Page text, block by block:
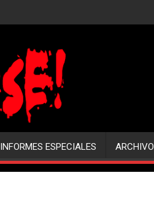
INFORMES ESPECIALES ARCHIVO